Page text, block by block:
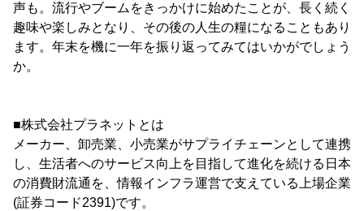
声も。流行やブームをきっかけに始めたことが、長く続く
趣味や楽しみとなり、その後の人生の糧になることもあり
ます。年末を機に一年を振り返ってみてはいかがでしょう
か。
■株式会社プラネットとは
メーカー、卸売業、小売業がサプライチェーンとして連携
し、生活者へのサービス向上を目指して進化を続ける日本
の消費財流通を、情報インフラ運営で支えている上場企業
(証券コード2391)です。